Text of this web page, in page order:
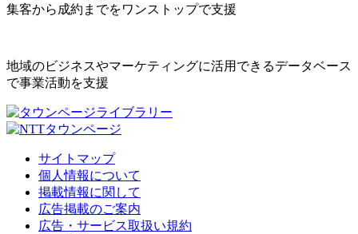
集客から成約までをワンストップで支援
地域のビジネスやマーケティングに活用できるデータベース
で事業活動を支援
サイトマップ
個人情報について
掲載情報に関して
広告掲載のご案内
広告・サービス取扱い規約